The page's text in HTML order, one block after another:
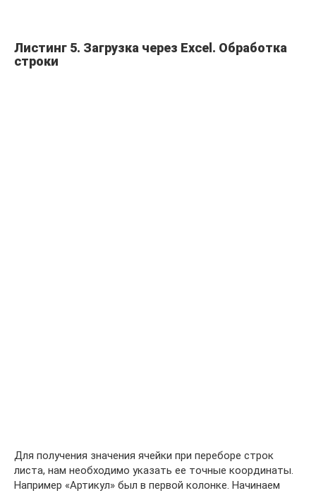
Листинг 5. Загрузка через Excel. Обработка
строки
Для получения значения ячейки при переборе строк
листа, нам необходимо указать ее точные координаты.
Например «Артикул» был в первой колонке. Начинаем